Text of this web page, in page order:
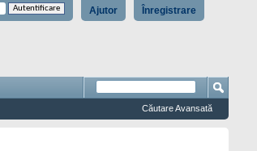
Înregistrare
Ajutor
Căutare Avansată